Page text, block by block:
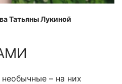
Татьяны Лукиной
– на них